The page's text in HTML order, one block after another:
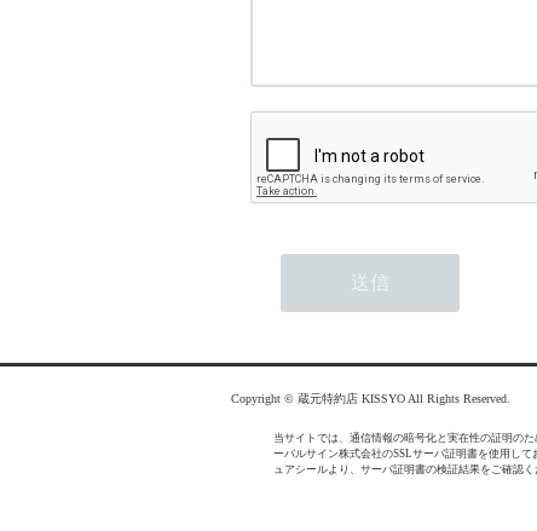
Copyright © 蔵元特約店 KISSYO All Rights Reserved.
当サイトでは、通信情報の暗号化と実在性の証明の
ーバルサイン株式会社のSSLサーバ証明書を使用して
ュアシールより、サーバ証明書の検証結果をご確認く